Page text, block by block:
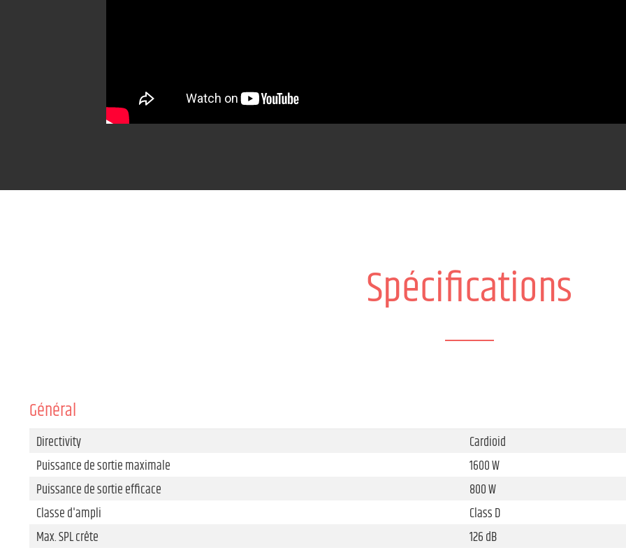
Spécifications
Général
Directivity
Cardioid
Puissance de sortie maximale
1600 W
Puissance de sortie efficace
800 W
Classe d'ampli
Class D
Max. SPL crête
126 dB